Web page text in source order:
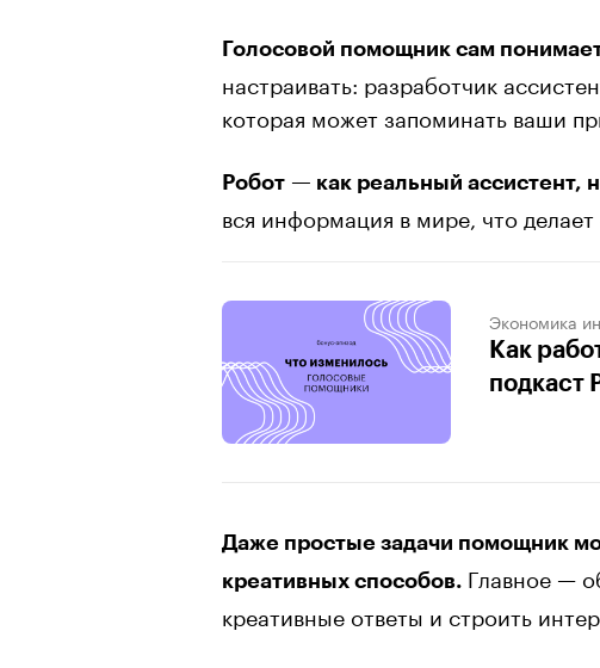
Голосовой помощник сам
настраивать: разработчик
которая может запоминать ваши
Робот — как реальный ассистент,
вся информация в мире, что делает
Экономика
Как
подкаст
Даже простые задачи помощник
креативных способов. Главное —
креативные ответы и строить